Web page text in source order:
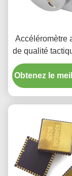
Accéléromètre
de qualité
QA3000
l'aérospatiale
Obtenez le